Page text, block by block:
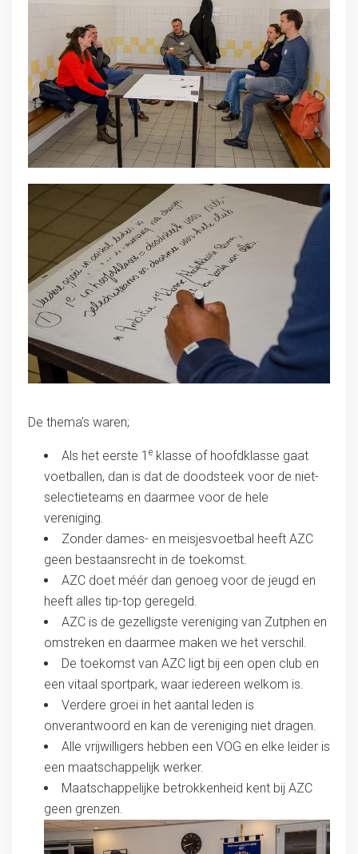
De thema’s waren;
Als het eerste 1 eklasse of hoofdklasse gaat
voetballen, dan is dat de doodsteek voor de niet-
selectieteams en daarmee voor de hele
vereniging.
Zonder dames- en meisjesvoetbal heeft AZC
geen bestaansrecht in de toekomst.
AZC doet méér dan genoeg voor de jeugd en
heeft alles tip-top geregeld.
AZC is de gezelligste vereniging van Zutphen en
omstreken en daarmee maken we het verschil.
De toekomst van AZC ligt bij een open club en
een vitaal sportpark, waar iedereen welkom is.
Verdere groei in het aantal leden is
onverantwoord en kan de vereniging niet dragen.
Alle vrijwilligers hebben een VOG en elke leider is
een maatschappelijk werker.
Maatschappelijke betrokkenheid kent bij AZC
geen grenzen.